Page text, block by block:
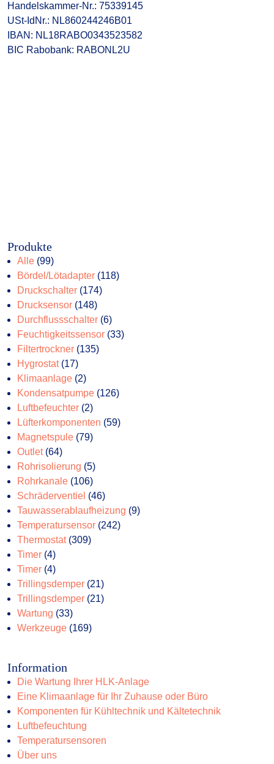
Handelskammer-Nr.: 75339145
USt-IdNr.: NL860244246B01
IBAN: NL18RABO0343523582
BIC Rabobank: RABONL2U
Produkte
Alle 9999
Produkte
Bördel/Lötadapter 118118
Druckschalter 174174
Drucksensor 148148
Produkte
Durchflussschalter 66
Produkte
Feuchtigkeitssensor 3333
Filtertrockner 135135
Hygrostat 1717
Produkte
Klimaanlage 22
Produkte
Kondensatpumpe 126126
Luftbefeuchter 22
Produkte
Lüfterkomponenten 5959
Magnetspule 7979
Outlet 6464
Produkte
Rohrisolierung 55
Produkte
Rohrkanale 106106
Produkte
Schräderventiel 4646
Produkte
Tauwasserablaufheizung 99
Temperatursensor 242242
Thermostat 309309
Timer 44
Produkte
Timer 44
Produkte
Trillingsdemper 2121
Produkte
Trillingsdemper 2121
Wartung 3333
Produkte
Werkzeuge 169169
Information
Die Wartung Ihrer HLK-Anlage
Eine Klimaanlage für Ihr Zuhause oder Büro
Komponenten für Kühltechnik und Kältetechnik
Luftbefeuchtung
Temperatursensoren
Über uns